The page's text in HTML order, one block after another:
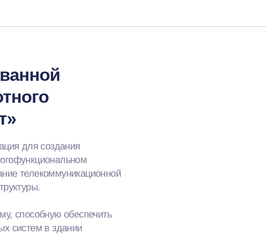
для создания
телекоммуникационной
способную обеспечить
систем в здании